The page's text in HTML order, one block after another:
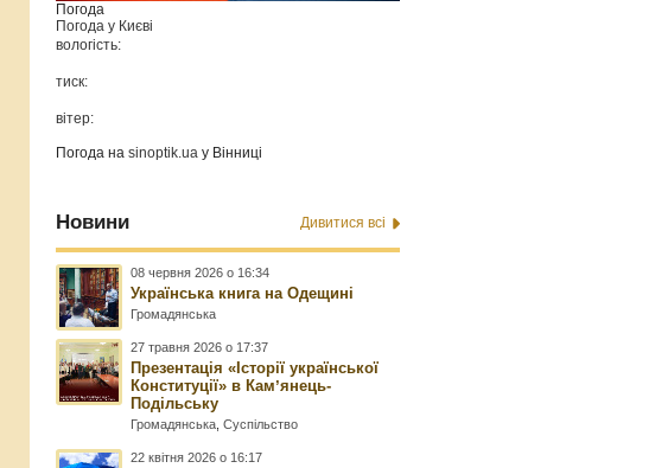
Погода
Погода у Києві
вологість:
тиск:
вітер:
Погода наsinoptik.ua у Вінниці
Новини Дивитися всі
08 червня 2026 о 16:34
Українська книга на Одещині
Громадянська
27 травня 2026 о 17:37
Презентація «Історії української
Конституції» в Камʼянець-
Подільську
Громадянська ,Суспільство
22 квітня 2026 о 16:17